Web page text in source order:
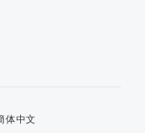
体中文